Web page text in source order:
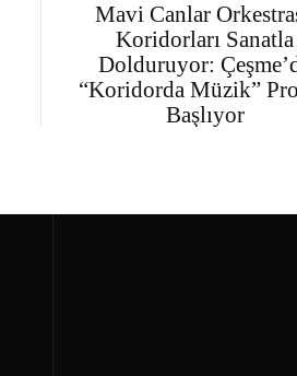
Mavi Canlar
Koridorları Sanatla
Dolduruyor:
“Koridorda Müzik”
Başlıyor